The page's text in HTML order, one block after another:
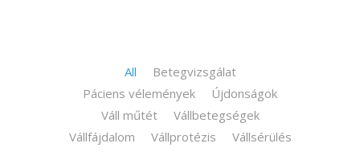
All
Betegvizsgálat
Páciens vélemények
Újdonságok
Váll műtét
Vállbetegségek
Vállfájdalom
Vállprotézis Vállsérülés